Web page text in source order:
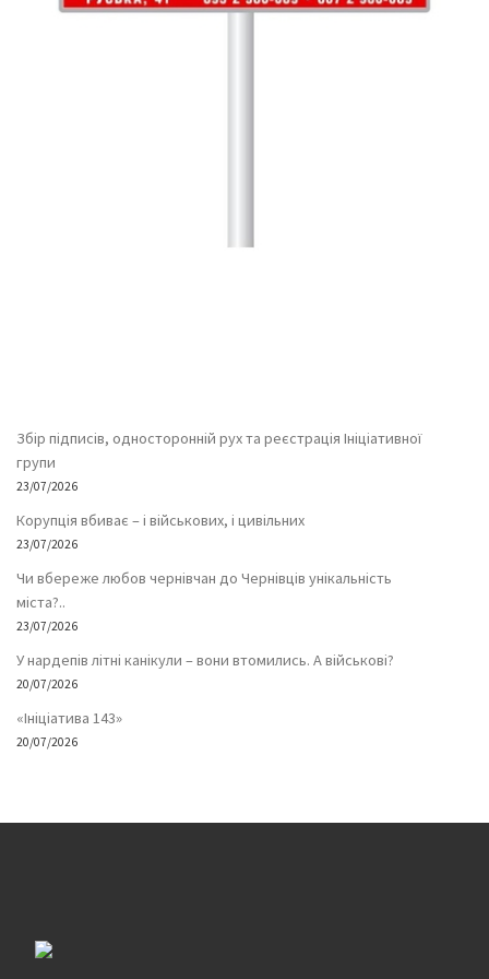
Збір підписів, односторонній рух та реєстрація Ініціативної
групи
23/07/2026
Корупція вбиває – і військових, і цивільних
23/07/2026
Чи вбереже любов чернівчан до Чернівців унікальність
міста?..
23/07/2026
У нардепів літні канікули – вони втомились. А військові?
20/07/2026
«Ініціатива 143»
20/07/2026